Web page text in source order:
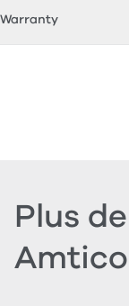
Warranty
Plus